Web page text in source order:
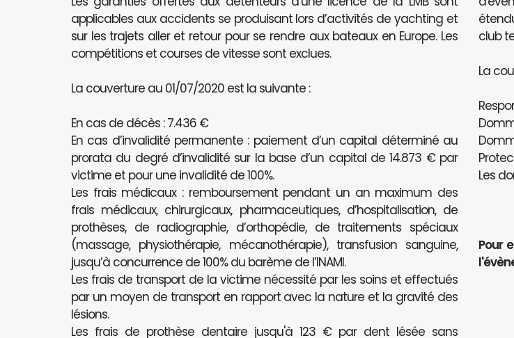
applicables aux accidents se produisant lors d’activités de yachting et
sur les trajets aller et retour pour se rendre aux bateaux en Europe. Les
compétitions et courses de vitesse sont exclues.
La couverture au 01/07/2020 est la suivante :
En cas de décès : 7.436 €
En cas d’invalidité permanente : paiement d’un capital déterminé au
prorata du degré d’invalidité sur la base d’un capital de 14.873 € par
victime et pour une invalidité de 100%.
Les frais médicaux : remboursement pendant un an maximum des
frais médicaux, chirurgicaux, pharmaceutiques, d’hospitalisation, de
prothèses, de radiographie, d’orthopédie, de traitements spéciaux
(massage, physiothérapie, mécanothérapie), transfusion sanguine,
jusqu’à concurrence de 100% du barème de l’INAMI.
Les frais de transport de la victime nécessité par les soins et effectués
par un moyen de transport en rapport avec la nature et la gravité des
lésions.
Les frais de prothèse dentaire jusqu'à 123 € par dent lésée sans
club
La
Les
Pour